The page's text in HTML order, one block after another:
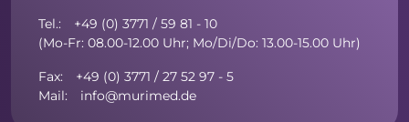
Tel.: +49 (0) 3771 / 59 81 - 10
(Mo-Fr: 08.00-12.00 Uhr; Mo/Di/Do: 13.00-15.00 Uhr)
Fax: +49 (0) 3771 / 27 52 97 - 5
Mail: info@murimed.de